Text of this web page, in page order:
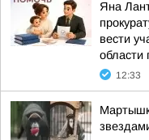
Яна
вести
области
12:33